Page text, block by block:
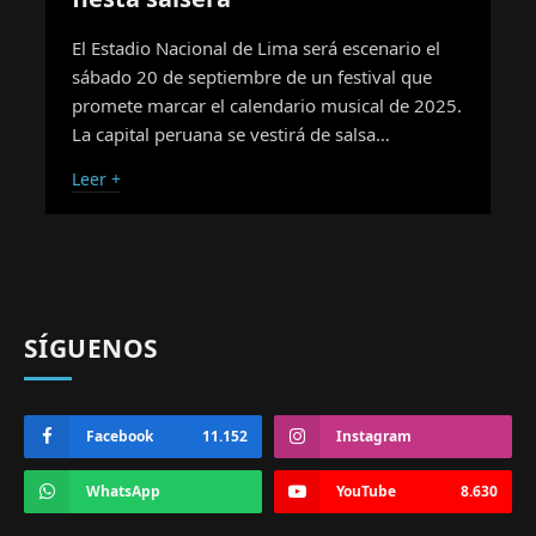
El Estadio Nacional de Lima será escenario el
sábado 20 de septiembre de un festival que
promete marcar el calendario musical de 2025.
La capital peruana se vestirá de salsa…
Leer +
SÍGUENOS
Facebook 11.152 Instagram
WhatsApp YouTube 8.630